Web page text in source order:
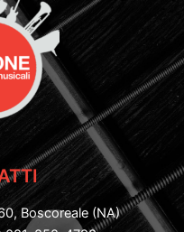
Boscoreale (NA)